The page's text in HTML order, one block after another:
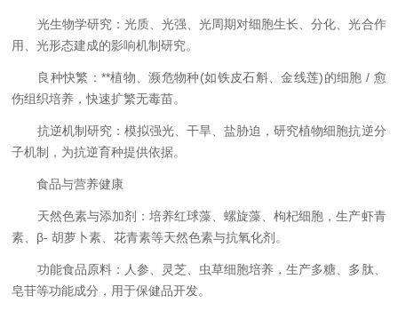
光生物学研究：光质、光强、光周期对细胞生长、分化、光合作
用、光形态建成的影响机制研究。
良种快繁：**植物、濒危物种(如铁皮石斛、金线莲)的细胞 / 愈
伤组织培养，快速扩繁无毒苗。
抗逆机制研究：模拟强光、干旱、盐胁迫，研究植物细胞抗逆分
子机制，为抗逆育种提供依据。
食品与营养健康
天然色素与添加剂：培养红球藻、螺旋藻、枸杞细胞，生产虾青
素、β- 胡萝卜素、花青素等天然色素与抗氧化剂。
功能食品原料：人参、灵芝、虫草细胞培养，生产多糖、多肽、
皂苷等功能成分，用于保健品开发。